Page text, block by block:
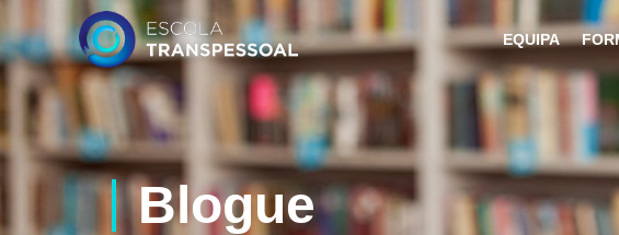
EQUIPA
Blogue